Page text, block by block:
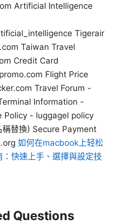
Artificial Intelligence
Tigerair
Taiwan Travel
Credit Card
Flight Price
Travel Forum -
Information -
- luggagel policy
替換) Secure Payment
如何在macbook上轻松
快速上手、選擇與設定技
Questions